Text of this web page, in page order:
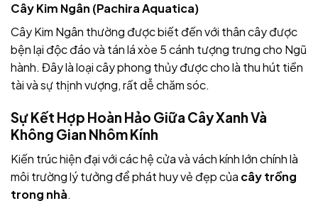
Cây Kim Ngân (Pachira Aquatica)
Cây Kim Ngân thường được biết đến với thân cây được
bện lại độc đáo và tán lá xòe 5 cánh tượng trưng cho Ngũ
hành. Đây là loại cây phong thủy được cho là thu hút tiền
tài và sự thịnh vượng, rất dễ chăm sóc.
Sự Kết Hợp Hoàn Hảo Giữa Cây Xanh Và
Không Gian Nhôm Kính
Kiến trúc hiện đại với các hệ cửa và vách kính lớn chính là
môi trường lý tưởng để phát huy vẻ đẹp của cây trồng
trong nhà.